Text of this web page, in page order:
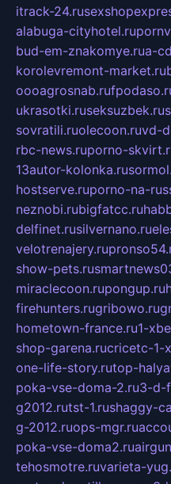
itrack-24.ru
alabuga-cityhotel.ru
bud-em-znakomye.rua-
korolevremont-market.ru
oooagrosnab.ru
ukrasotki.ruseksuzbek.ru
sovratili.ruolecoon.ruvd-
rbc-news.ruporno-
13autor-kolonka.ru
hostserve.ruporno-na-
neznobi.rubigfatcc.ru
delfinet.rusilvernano.ru
velotrenajery.ru
show-pets.ru
miraclecoon.rupongup.ru
firehunters.rugribowo.ru
hometown-france.ru1-
shop-garena.rucricetc-1-
one-life-story.rutop-
poka-vse-doma-2.ru3-d-
g2012.rutst-1.rushaggy-
g-2012.ruops-mgr.ru
poka-vse-doma2.ru
tehosmotre.ruvarieta-